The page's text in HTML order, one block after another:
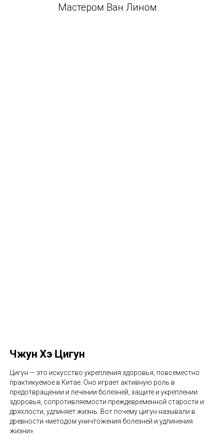
Мастером Ван Лином.
Чжун Хэ Цигун
Цигун — это искусство укрепления здоровья, повсеместно
практикуемое в Китае. Оно играет активную роль в
предотвращении и лечении болезней, защите и укреплении
здоровья, сопротивляемости преждевременной старости и
дряхлости, удлиняет жизнь. Вот почему цигун называли в
древности «методом уничтожения болезней и удлинения
жизни».